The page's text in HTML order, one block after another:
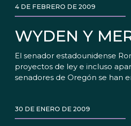
WYDEN Y
4 DE FEBRERO DE 2009
El senador estadounidense
proyectos de ley e incluso
senadores de Oregón se han
30 DE ENERO DE 2009